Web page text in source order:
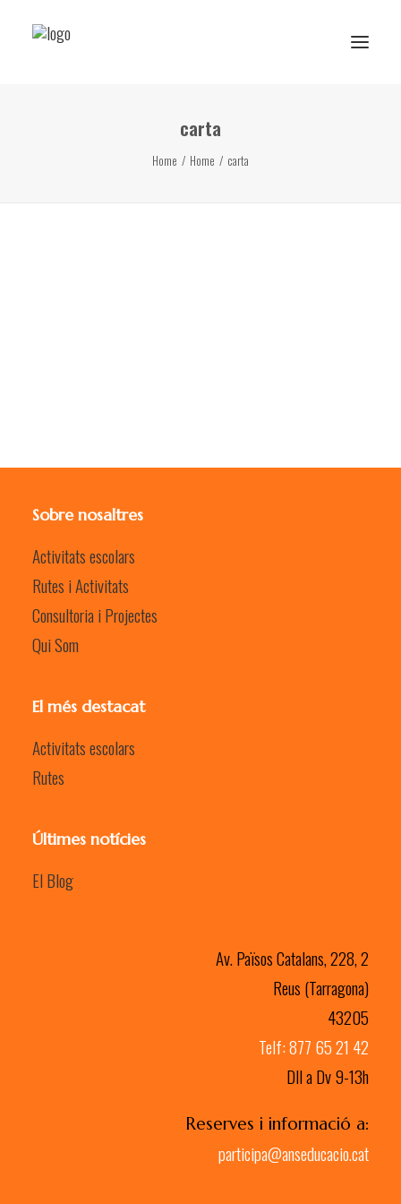
Reserva de rutes i experiènciescarta
Home Home carta
Sobre nosaltres
Activitats escolars
Rutes i Activitats
Consultoria i Projectes
Qui Som
El més destacat
Activitats escolars
Rutes
Últimes notícies
El Blog
Av. Països Catalans, 228, 2
Reus (Tarragona)
43205
Telf: 877 65 21 42
Dll a Dv 9-13h
Reserves i informació a:
participa@anseducacio.cat